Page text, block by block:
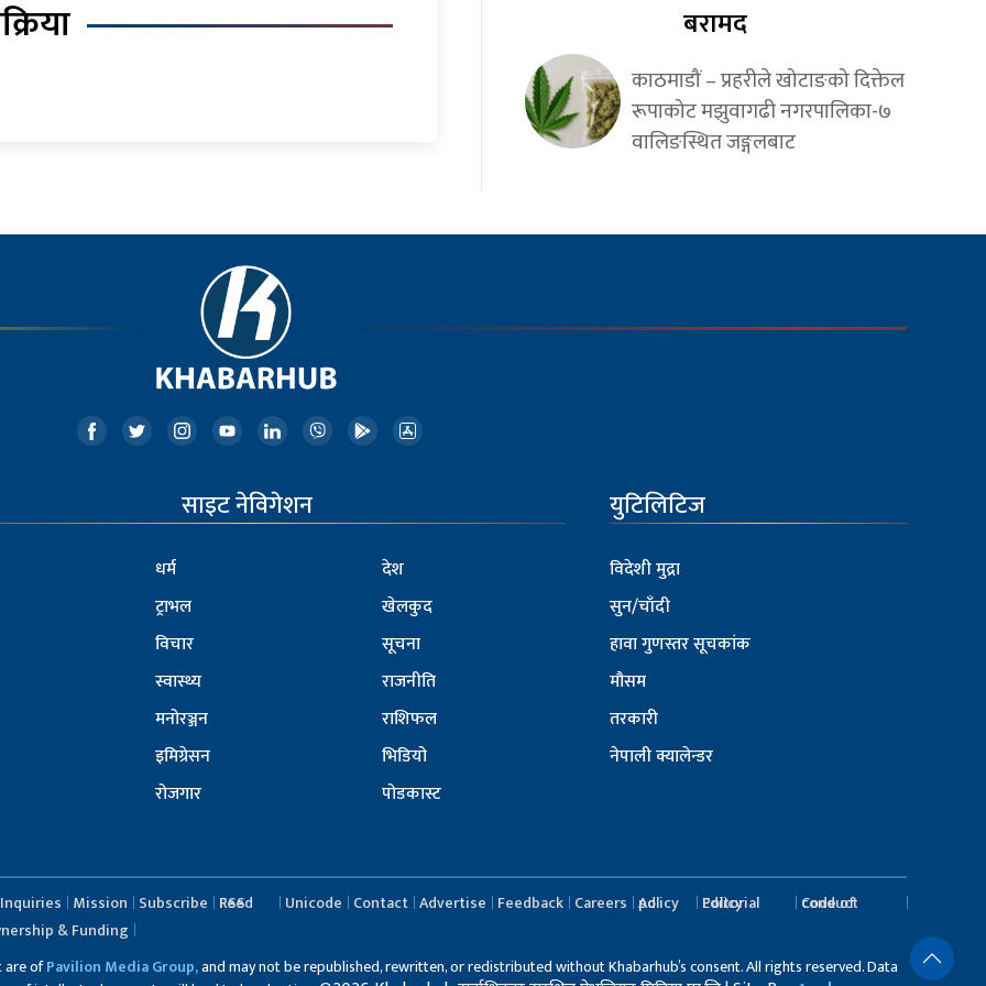
बरामद
काठमाडौं – प्रहरीले खोटाङको दिक्तेल
रूपाकोट मझुवागढी नगरपालिका-७
वालिङस्थित जङ्गलबाट
साइट नेविगेशन
धर्म
ट्राभल
विचार
स्वास्थ्य
मनोरञ्जन
इमिग्रेसन
रोजगार
देश
खेलकुद
सूचना
राजनीति
राशिफल
भिडियो
पोडकास्ट
युटिलिटिज
विदेशी मुद्रा
सुन/चाँदी
हावा गुणस्तर सूचकांक
मौसम
तरकारी
नेपाली क्यालेन्डर
Inquiries Mission Subscribe RSS Feed Unicode Contact Advertise Feedback Careers Ad policy Editorial Policy
Code of conduct
& Funding
are ofPavilion Media Group,and may not be republished, rewritten, or redistributed without Khabarhub’s consent. All rights reserved. Data